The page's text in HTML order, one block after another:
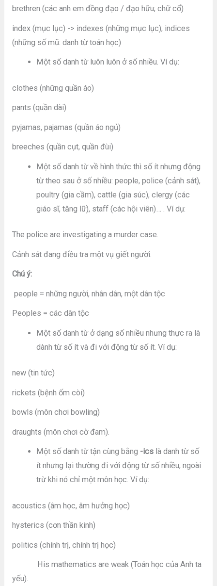
brethren (các anh em đồng đạo / đạo hữu; chữ cổ)
index (mục lục) -> indexes (những mục lục); indices
(những số mũ: danh từ toán học)
Một số danh từ luôn luôn ở số nhiều. Ví dụ:
clothes (những quần áo)
pants (quần dài)
pyjamas, pajamas (quần áo ngủ)
breeches (quần cụt, quần đùi)
Một số danh từ về hình thức thì số ít nhưng động
từ theo sau ở số nhiều: people, police (cảnh sát),
poultry (gia cầm), cattle (gia súc), clergy (các
giáo sĩ, tăng lữ), staff (các hội viên)… . Ví dụ:
The police are investigating a murder case.
Cảnh sát đang điều tra một vụ giết người.
Chú ý:
people = những người, nhân dân, một dân tộc
Peoples = các dân tộc
Một số danh từ ở dạng số nhiều nhưng thực ra là
dành từ số ít và đi với động từ số ít. Ví dụ:
new (tin tức)
rickets (bệnh ốm còi)
bowls (môn chơi bowling)
draughts (môn chơi cờ đam).
Một số danh từ tận cùng bằng -ics là danh từ số
ít nhưng lại thường đi với động từ số nhiều, ngoài
trừ khi nó chỉ một môn học. Ví dụ:
acoustics (âm học, âm hưởng học)
hysterics (cơn thần kinh)
politics (chính trị, chính trị học)
His mathematics are weak (Toán học của Anh ta
yếu).